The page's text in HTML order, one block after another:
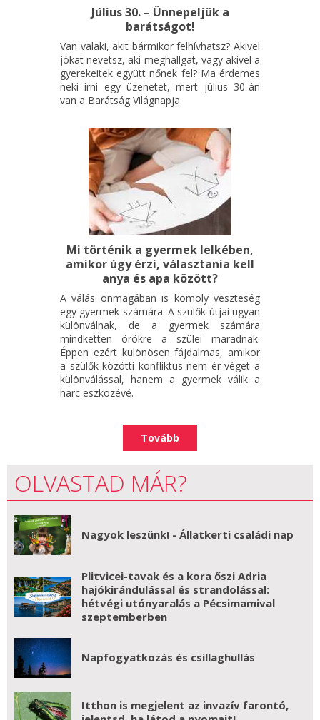
Július 30. – Ünnepeljük a
barátságot!
Van valaki, akit bármikor felhívhatsz? Akivel
jókat nevetsz, aki meghallgat, vagy akivel a
gyerekeitek együtt nőnek fel? Ma érdemes
neki írni egy üzenetet, mert július 30-án
van a Barátság Világnapja.
Mi történik a gyermek lelkében,
amikor úgy érzi, választania kell
anya és apa között?
A válás önmagában is komoly veszteség
egy gyermek számára. A szülők útjai ugyan
különválnak, de a gyermek számára
mindketten örökre a szülei maradnak.
Éppen ezért különösen fájdalmas, amikor
a szülők közötti konfliktus nem ér véget a
különválással, hanem a gyermek válik a
harc eszközévé.
Tovább
OLVASTAD MÁR?
Nagyok leszünk! - Állatkerti családi nap
Plitvicei-tavak és a kora őszi Adria
hajókirándulással és strandolással:
hétvégi utónyaralás a Pécsimamival
szeptemberben
Napfogyatkozás és csillaghullás
Itthon is megjelent az invazív farontó,